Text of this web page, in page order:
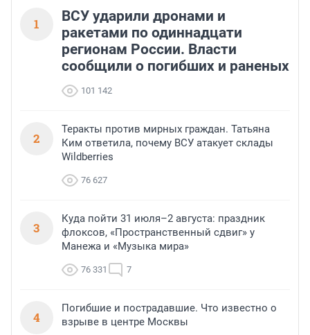
1
ВСУ ударили дронами и
ракетами по одиннадцати
регионам России. Власти
сообщили о погибших и раненых
101 142
2
Теракты против мирных граждан. Татьяна
Ким ответила, почему ВСУ атакует склады
Wildberries
76 627
3
Куда пойти 31 июля–2 августа: праздник
флоксов, «Пространственный сдвиг» у
Манежа и «Музыка мира»
76 331 7
4
Погибшие и пострадавшие. Что известно о
взрыве в центре Москвы